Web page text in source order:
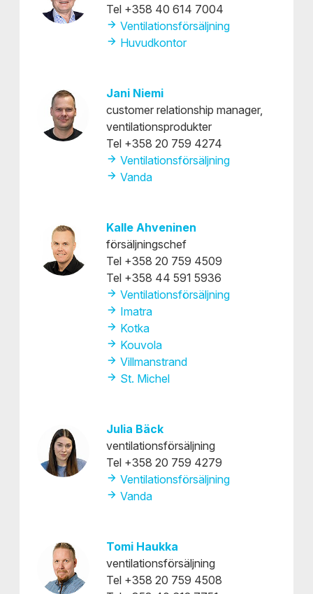
Tel +358 40 614 7004
Ventilationsförsäljning
Huvudkontor
Jani Niemi
customer relationship manager,
ventilationsprodukter
Tel +358 20 759 4274
Ventilationsförsäljning
Vanda
Kalle Ahveninen
försäljningschef
Tel +358 20 759 4509
Tel +358 44 591 5936
Ventilationsförsäljning
Imatra
Kotka
Kouvola
Villmanstrand
St. Michel
Julia Bäck
ventilationsförsäljning
Tel +358 20 759 4279
Ventilationsförsäljning
Vanda
Tomi Haukka
ventilationsförsäljning
Tel +358 20 759 4508